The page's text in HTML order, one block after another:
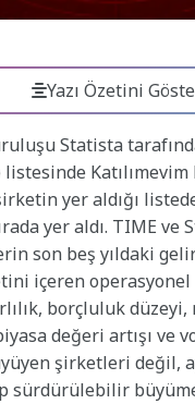
Yazı Özetini
Statista
yer aldığı
yer aldı. TIME
son beş yıldaki gelir
içeren operasyonel
borçluluk düzeyi,
değeri artışı
şirketleri değil,
sürdürülebilir